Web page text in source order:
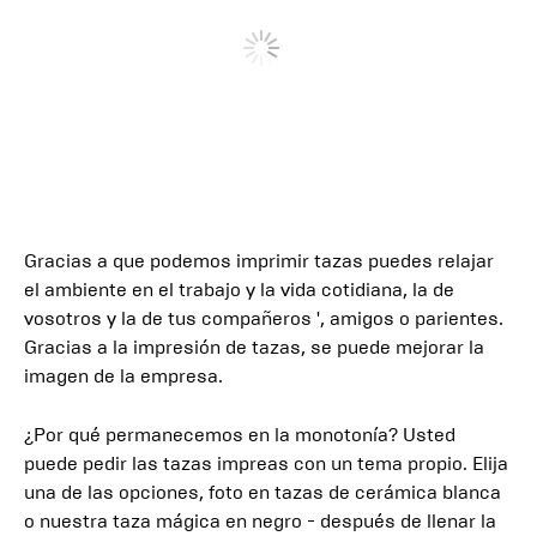
Gracias a que podemos imprimir tazas puedes relajar
el ambiente en el trabajo y la vida cotidiana, la de
vosotros y la de tus compañeros ', amigos o parientes.
Gracias a la impresión de tazas, se puede mejorar la
imagen de la empresa.
¿Por qué permanecemos en la monotonía? Usted
puede pedir las tazas impreas con un tema propio. Elija
una de las opciones, foto en tazas de cerámica blanca
o nuestra taza mágica en negro - después de llenar la